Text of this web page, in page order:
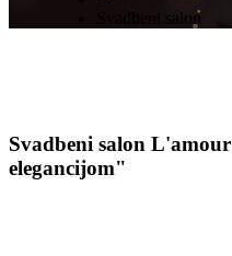
Svadbeni salon
Svadbeni salon L'amour
elegancijom"